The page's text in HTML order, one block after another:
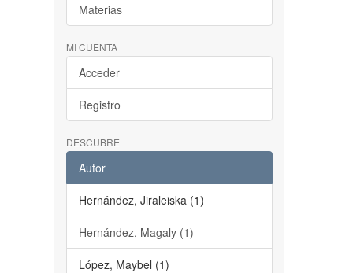
Materias
MI CUENTA
Acceder
Registro
DESCUBRE
Autor
Hernández, Jiraleiska (1)
Hernández, Magaly (1)
López, Maybel (1)